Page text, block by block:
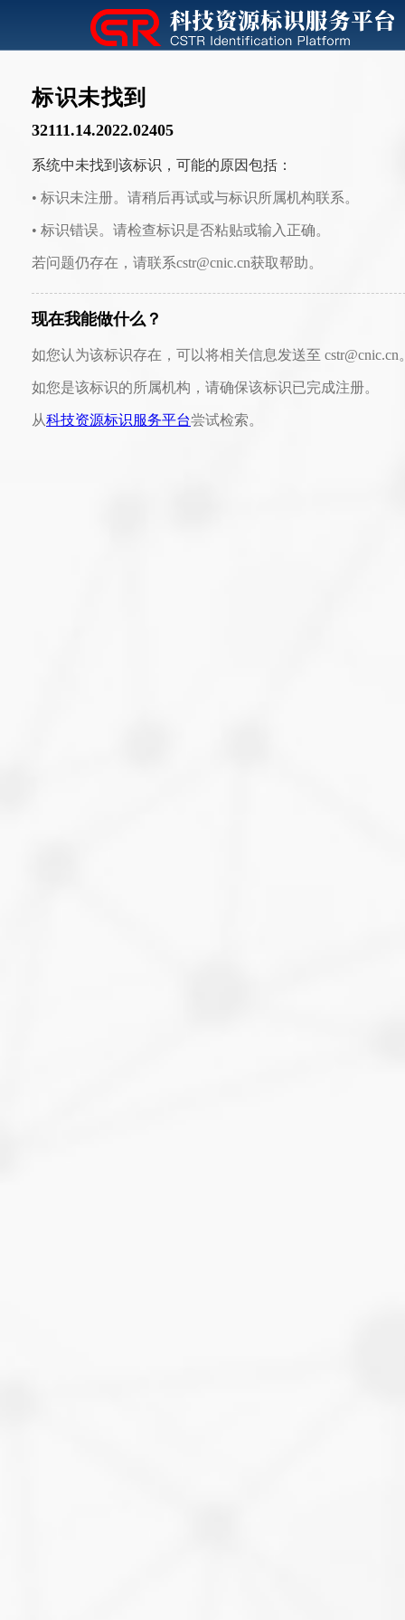
标识未找到
32111.14.2022.02405
系统中未找到该标识，可能的原因包括：
• 标识未注册。请稍后再试或与标识所属机构联系。
• 标识错误。请检查标识是否粘贴或输入正确。
若问题仍存在，请联系cstr@cnic.cn获取帮助。
现在我能做什么？
如您认为该标识存在，可以将相关信息发送至 cstr@cnic.cn
如您是该标识的所属机构，请确保该标识已完成注册。
从科技资源标识服务平台尝试检索。